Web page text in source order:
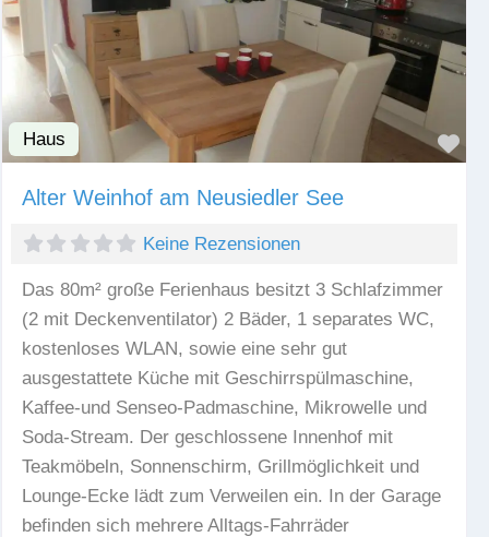
Haus
Alter Weinhof am Neusiedler See
Keine Rezensionen
Das 80m² große Ferienhaus besitzt 3 Schlafzimmer
(2 mit Deckenventilator) 2 Bäder, 1 separates WC,
kostenloses WLAN, sowie eine sehr gut
ausgestattete Küche mit Geschirrspülmaschine,
Kaffee-und Senseo-Padmaschine, Mikrowelle und
Soda-Stream. Der geschlossene Innenhof mit
Teakmöbeln, Sonnenschirm, Grillmöglichkeit und
Lounge-Ecke lädt zum Verweilen ein. In der Garage
befinden sich mehrere Alltags-Fahrräder